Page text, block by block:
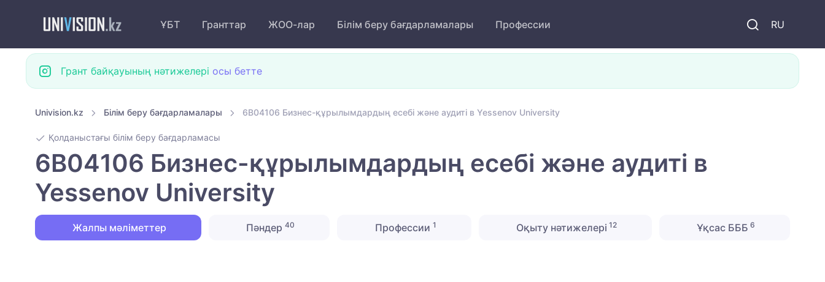
RU
ҰБТ Гранттар ЖОО-лар Білім беру бағдарламалары Профессии
Грант байқауының нәтижелері осы бетте
Univision.kz Білім беру бағдарламалары 6B04106 Бизнес-құрылымдардың есебі және аудиті в Yessenov University
Қолданыстағы білім беру бағдарламасы
6B04106 Бизнес-құрылымдардың есебі және аудиті в
Yessenov University
Жалпы мәліметтер Пәндер40 Профессии 1 Оқыту нәтижелері 12 Ұқсас БББ 6